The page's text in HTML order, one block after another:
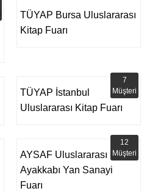
TÜYAP Bursa Uluslararası
Kitap Fuarı
TÜYAP İstanbul
Uluslararası Kitap Fuarı
7
Müşteri
AYSAF Uluslararası
Ayakkabı Yan Sanayi
Fuarı
12
Müşteri